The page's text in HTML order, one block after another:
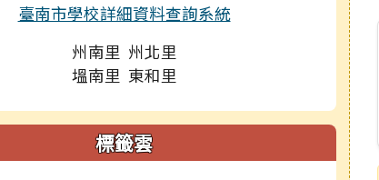
臺南市學校詳細資料查詢系統
州南里 州北里
塭南里 東和里
標籤雲